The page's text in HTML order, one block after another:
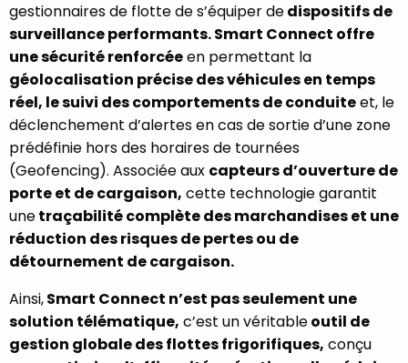
gestionnaires de flotte de s’équiper dedispositifs de
surveillance performants. Smart Connect offre
une sécurité renforcéeen permettant la
géolocalisation précise des véhicules en temps
réel, le suivi des comportements de conduiteet, le
déclenchement d’alertes en cas de sortie d’une zone
prédéfinie hors des horaires de tournées
(Geofencing). Associée aux capteurs d’ouverture de
porteet de cargaison, cette technologie garantit
unetraçabilité complète des marchandises et une
réduction des risques de pertes ou de
détournement de cargaison.
Ainsi,Smart Connect n’est pas seulement une
solution télématique, c’est un véritableoutil de
gestion globale des flottes frigorifiques, conçu